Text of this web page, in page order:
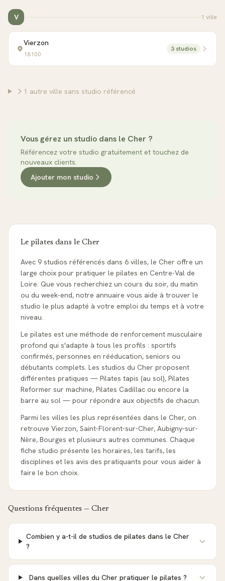
V 1 ville
Vierzon
18100
3 studios
1 autre ville sans studio référencé
Vous gérez un studio dans le Cher ?
Référencez votre studio gratuitement et touchez de
nouveaux clients.
Ajouter mon studio
Le pilates dans le Cher
Avec 9 studios référencés dans 6 villes, le Cher offre un
large choix pour pratiquer le pilates en Centre-Val de
Loire. Que vous recherchiez un cours du soir, du matin
ou du week-end, notre annuaire vous aide à trouver le
studio le plus adapté à votre emploi du temps et à votre
niveau.
Le pilates est une méthode de renforcement musculaire
profond qui s'adapte à tous les profils : sportifs
confirmés, personnes en rééducation, seniors ou
débutants complets. Les studios du Cher proposent
différentes pratiques — Pilates tapis (au sol), Pilates
Reformer sur machine, Pilates Cadillac ou encore la
barre au sol — pour répondre aux objectifs de chacun.
Parmi les villes les plus représentées dans le Cher, on
retrouve Vierzon, Saint-Florent-sur-Cher, Aubigny-sur-
Nère, Bourges et plusieurs autres communes. Chaque
fiche studio présente les horaires, les tarifs, les
disciplines et les avis des pratiquants pour vous aider à
faire le bon choix.
Questions fréquentes — Cher
Combien y a-t-il de studios de pilates dans le Cher
?
Dans quelles villes du Cher pratiquer le pilates ?